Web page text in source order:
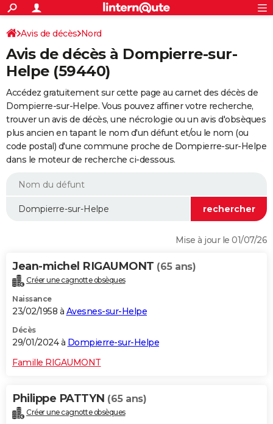
ACTUALITÉS
Politique
Société
Faits Divers
Education
Monde
Villes
+
SPORT
Coupe du monde 2026
Football
Tennis
Cyclisme
Rugby
Forum
CULTURE
FINANCE
Retraite
Impôts
Epargne
Immobilier
Risques naturels par ville
Banque
Assurance
Crédit
AUTO
Essais
Réserver un essai
Citadines
Berlines
SUV
Forum auto
+
HIGH-TECH
Mobiles
Meilleur smartphone
Internet
Ordinateurs
Jeux vidéo
Guide high-tech
+
BRICOLAGE
Forum
Aménagement intérieur
Extérieur
Cuisine
Salle de bains
Jardinage
Rangement
WEEK-END
Guides de France
Escapades
Patrimoine
Expositions
Musées
Week-end nature
LIFESTYLE
Alimentation
Guide de la santé
Maladies
Médicaments
Sommeil
VOYAGE
Destinations
City break
Voyage nature
Voyage de noces
Forum
Climat
+PHOTO
GUIDES D'ACHAT
BONS PLANS
CARTE DE VOEUX
Dictionnaire
Biographies
Citations
Expressions
Proverbes
PROGRAMME TV
Avis de décès Nord
Avis de décès à Dompierre-sur-
Helpe (59440)
Accédez gratuitement sur cette page au carnet des décès de
Dompierre-sur-Helpe. Vous pouvez affiner votre recherche,
trouver un avis de décès, une nécrologie ou un avis d'obsèques
plus ancien en tapant le nom d'un défunt et/ou le nom (ou
code postal) d'une commune proche de Dompierre-sur-Helpe
dans le moteur de recherche ci-dessous.
Mise à jour le 01/07/26
Jean-michel RIGAUMONT (65 ans)
Créer une cagnotte obsèques
Naissance
23/02/1958 à Avesnes-sur-Helpe
Décès
29/01/2024 à Dompierre-sur-Helpe
Famille RIGAUMONT
Philippe PATTYN (65 ans)
Créer une cagnotte obsèques